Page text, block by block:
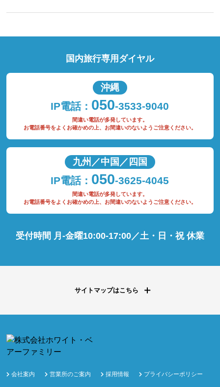
国内旅行専用ダイヤル
沖縄
IP電話： 050-3533-9040
間違い電話が多発しています。
お電話番号をよくお確かめの上、お間違いのないようご注意ください。
九州／中国／四国
IP電話： 050-3625-4045
間違い電話が多発しています。
お電話番号をよくお確かめの上、お間違いのないようご注意ください。
受付時間 月-金曜10:00-17:00／土・日・祝 休業
サイトマップはこちら
会社案内 営業所のご案内 採用情報 プライバシーポリシー